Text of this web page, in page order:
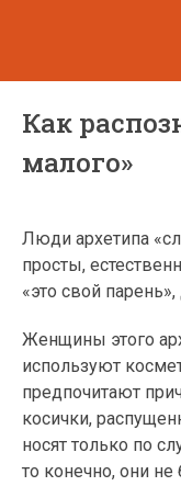
Как
малого»
Люди архетипа
просты,
«это свой
Женщины этого
используют
предпочитают
косички,
носят только по
то конечно, они